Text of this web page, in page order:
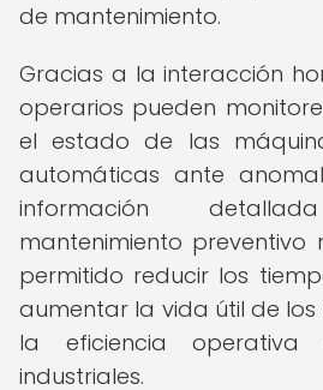
de mantenimiento.
Gracias a la interacción
operarios pueden
el estado de las
automáticas ante
información
mantenimiento preventivo
permitido reducir los
aumentar la vida útil de
la eficiencia
industriales.